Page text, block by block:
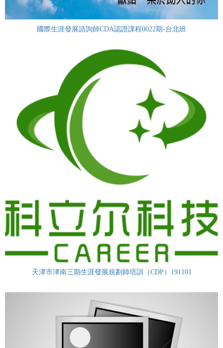
國際生涯發展諮詢師CDA認證課程0022期-台北班
天津市津南三期生涯發展規劃師培訓（CDP）191101